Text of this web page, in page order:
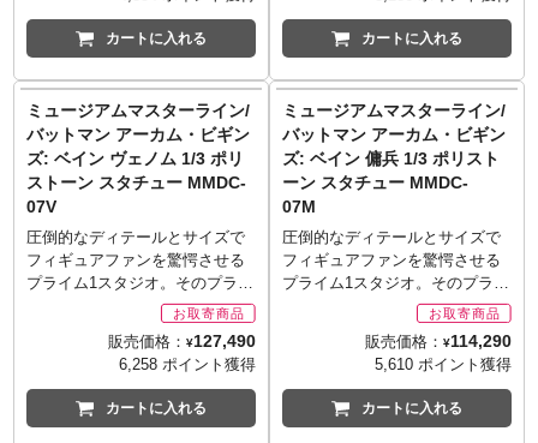
elements (c) & TM DC Comics
and Warner Bros. Entertainment
Inc. WB SHIELD: TM & (c)
WBEI. (s17)
出た状態）、専用ベースが付
属。
■注記
写真は製品サンプルです。実際
の商品とは異なる場合がありま
す。
ご使用のモニターにより実際の
色と違って見える場合がありま
転倒防止のため必ず台座を使用
してください。
■版権表記: (c)2016 MARVEL
ご使用のモニターにより実際の
色と違って見える場合がありま
す。
転倒防止のため必ず台座を使用
してください。
■版権表記:
(c) 2014 Paramount Pictures
Corporation.
Manufactured under license from
TOMY Company, Ltd.
(R) and/or TM & (c) 2014 TOMY.
All Rights Reserved. TM & (R)
denote Japan Trademarks.
For distribute in Japan only.
※メーカー在庫品切れの場合、
商品をご用意出来ない場合もご
■シリーズ名: ミュージアムマス
ターライン
■製造・発売: 株式会社プライム
1スタジオ
■サイズ: 全高約76.5cm（本体高
さ約66.5cm、台座高さ約
10cm、台座幅約65cm）
■発売予定: 2017年5～7月
■素材: ポリストーン（一部に別
素材を使用）
■数量: 世界限定250体（台座裏
とパッケージにシリアルナンバ
■仕様
ヘッドの目にはLEDライトアッ
プ機能を搭載（電池交換可能）
様。ベース部は同『アーカム』
シリーズと世界観を合わせたデ
体。
※お取り寄せ商品はご注文後出
荷までに1週間前後必要となりま
す。
※メーカー在庫品切れの場合、
商品をご用意出来ない場合もご
ざいます。
■シリーズ名: ミュージアムマス
ターライン
■製造・発売: 株式会社プライム
■サイズ: 全高約67.9cm/全幅約
33cm/奥行約41cm
■発売予定: 2017年9～11月
■素材: ポリストーン（一部に別
素材を使用）
作は『バットマン アーカム・ナ
イト』版レッドフード。3D立体
造形の使用により詳細なディテ
ド、ポリストーン製の1/3スケー
ル、全高約83センチの大型サイ
ズにて立体化。美しい曲線を描
く頭部ヘルメット、重厚な質感
を放つガントレット、スーツに
施されたハーネス＆ベルトな
ど、ミステリアスなレッドフー
ドを再現。ベース部にはバット
マンなどと同じくガーゴイル像
をセレクトし、ゴッサムシティ
を中心とした『バットマン』の
世界観が体感出来る仕様。全世
界限定数500体。
※お取り寄せ商品はご注文後出
荷までに1週間前後必要となりま
カートに入れる
作は『バットマン アーカム・ナ
イト』版アズラエル。3D立体造
形の使用により詳細なディテー
ポリストーン製の1/3スケール、
全高約81センチの大型サイズに
て立体化。洗脳により聖デュマ
ス騎士団に従っていたアズラエ
ルの、白を基調とし各所に赤い
十字をデザインしたコスチュー
ム、武器として使用する剣、特
徴的な分割マントを再現。「聖
デュマス騎士団の戦士」のマス
クをイメージさせる造型が施さ
れた、ベース部モニュメントに
も注目。全世界限定数500体。
※お取り寄せ商品はご注文後出
荷までに1週間前後必要となりま
カートに入れる
ミュージアムマスターライン/
バットマン アーカム・ビギン
ズ: ベイン ヴェノム 1/3 ポリ
ストーン スタチュー MMDC-
07V
圧倒的なディテールとサイズで
フィギュアファンを驚愕させる
プライム1スタジオ。そのプライ
ム1スタジオが放つ、DCコミッ
クスのキャラクターによる「ミ
ュージアムマスターライン」新
作は『バットマン アーカム・ビ
ギンズ』に登場するヴェノム版
ベイン。3D立体造形の使用によ
販売価格： ¥127,490
6,258 ポイント獲得
カートに入れる
ミュージアムマスターライン/
バットマン アーカム・ビギン
ズ: ベイン 傭兵 1/3 ポリスト
ーン スタチュー MMDC-
07M
圧倒的なディテールとサイズで
フィギュアファンを驚愕させる
プライム1スタジオ。そのプライ
ム1スタジオが放つ、DCコミッ
クスのキャラクターによる「ミ
ュージアムマスターライン」新
作は『バットマン アーカム・ビ
ギンズ』に登場する傭兵版ベイ
ン。3D立体造形の使用により詳
販売価格： ¥114,290
5,610 ポイント獲得
カートに入れる